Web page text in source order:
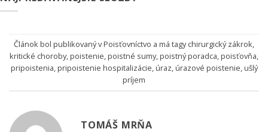
Článok bol publikovaný vPoisťovníctvo a má tagychirurgický zákrok,
kritické choroby,poistenie,poistné sumy,poistný poradca,poisťovňa,
pripoistenia,pripoistenie hospitalizácie,úraz,úrazové poistenie,ušlý
príjem
TOMÁŠ MRŇA